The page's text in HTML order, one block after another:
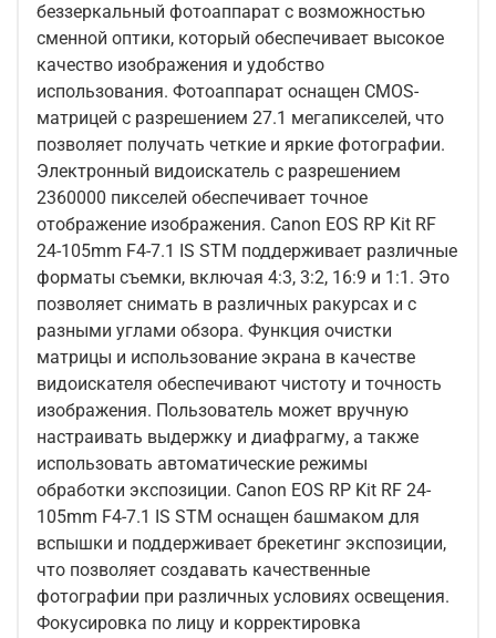
беззеркальный фотоаппарат с возможностью
сменной оптики, который обеспечивает высокое
качество изображения и удобство
использования. Фотоаппарат оснащен CMOS-
матрицей с разрешением 27.1 мегапикселей, что
позволяет получать четкие и яркие фотографии.
Электронный видоискатель с разрешением
2360000 пикселей обеспечивает точное
отображение изображения. Canon EOS RP Kit RF
24-105mm F4-7.1 IS STM поддерживает различные
форматы съемки, включая 4:3, 3:2, 16:9 и 1:1. Это
позволяет снимать в различных ракурсах и с
разными углами обзора. Функция очистки
матрицы и использование экрана в качестве
видоискателя обеспечивают чистоту и точность
изображения. Пользователь может вручную
настраивать выдержку и диафрагму, а также
использовать автоматические режимы
обработки экспозиции. Canon EOS RP Kit RF 24-
105mm F4-7.1 IS STM оснащен башмаком для
вспышки и поддерживает брекетинг экспозиции,
что позволяет создавать качественные
фотографии при различных условиях освещения.
Фокусировка по лицу и корректировка